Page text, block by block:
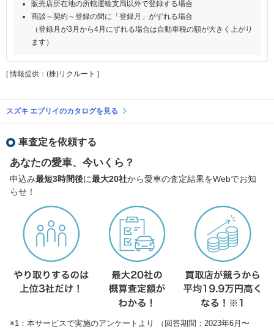
販売店所在地の所轄運輸支局以外で登録する場合
商談～契約～登録の間に「登録月」がずれる場合
（登録月が3月から4月にずれる場合は自動車税の額が大きく上がり
ます）
[ 情報提供：(株)リクルート ]
スズキ エブリイのカタログを見る
車査定を依頼する
あなたの愛車、今いくら？
申込み最短3時間後に最大20社から愛車の査定結果をWebでお知
らせ！
※1：本サービスで実施のアンケートより （回答期間：2023年6月〜